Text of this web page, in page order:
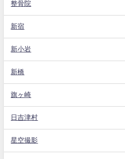
整骨院
新宿
新小岩
新橋
旗ヶ崎
日吉津村
星空撮影